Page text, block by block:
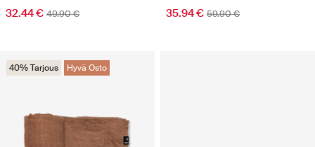
32.44 € 49.90 € 35.94 € 59.90 €
40% Tarjous Hyvä Osto